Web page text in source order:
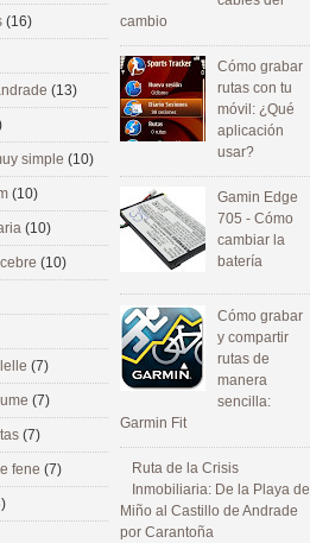
cambio
Cómo grabar
rutas con tu
móvil: ¿Qué
aplicación
usar?
Gamin Edge
705 - Cómo
cambiar la
batería
Cómo grabar
y compartir
rutas de
manera
sencilla:
Garmin Fit
Ruta de la Crisis
Inmobiliaria: De la Playa de
Miño al Castillo de Andrade
por Carantoña
(16)
(13)
simple (10)
(10)
(10)
(10)
(7)
(7)
(7)
fene (7)